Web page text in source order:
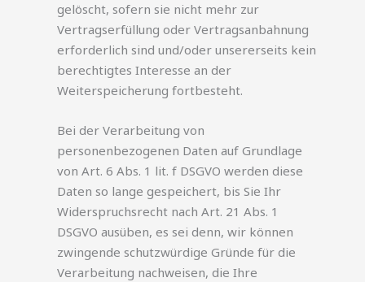
gelöscht, sofern sie nicht mehr zur
Vertragserfüllung oder Vertragsanbahnung
erforderlich sind und/oder unsererseits kein
berechtigtes Interesse an der
Weiterspeicherung fortbesteht.
Bei der Verarbeitung von
personenbezogenen Daten auf Grundlage
von Art. 6 Abs. 1 lit. f DSGVO werden diese
Daten so lange gespeichert, bis Sie Ihr
Widerspruchsrecht nach Art. 21 Abs. 1
DSGVO ausüben, es sei denn, wir können
zwingende schutzwürdige Gründe für die
Verarbeitung nachweisen, die Ihre